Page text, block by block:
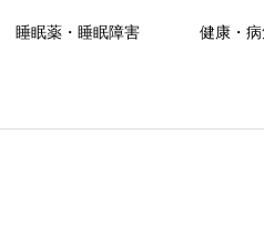
睡眠薬・睡眠障害 健康・